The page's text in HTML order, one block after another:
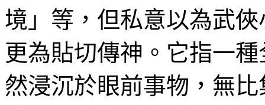
境」等，但私意以為武
更為貼切傳神 。它指一
然浸沉於眼前事物，無